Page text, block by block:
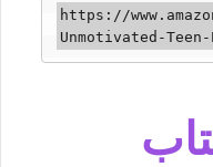
https://